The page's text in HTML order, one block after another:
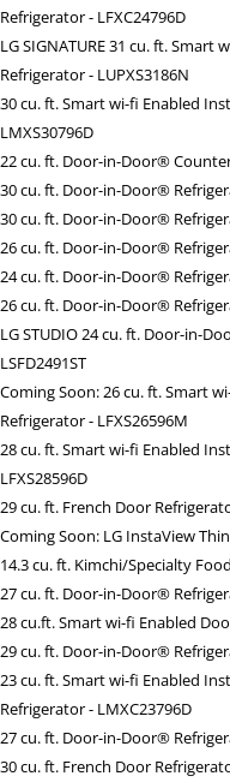
Refrigerator - LFXC24796D
LG SIGNATURE 31 cu. ft.
Refrigerator - LUPXS3186N
30 cu. ft. Smart wi-fi Enabled
LMXS30796D
22 cu. ft. Door-in-Door®
30 cu. ft. Door-in-Door®
30 cu. ft. Door-in-Door®
26 cu. ft. Door-in-Door®
24 cu. ft. Door-in-Door®
26 cu. ft. Door-in-Door®
LG STUDIO 24 cu. ft. Door-in-
LSFD2491ST
Coming Soon: 26 cu. ft. Smart
Refrigerator - LFXS26596M
28 cu. ft. Smart wi-fi Enabled
LFXS28596D
29 cu. ft. French Door
Coming Soon: LG InstaView
14.3 cu. ft. Kimchi/Specialty
27 cu. ft. Door-in-Door®
28 cu.ft. Smart wi-fi Enabled
29 cu. ft. Door-in-Door®
23 cu. ft. Smart wi-fi Enabled
Refrigerator - LMXC23796D
27 cu. ft. Door-in-Door®
30 cu. ft. French Door